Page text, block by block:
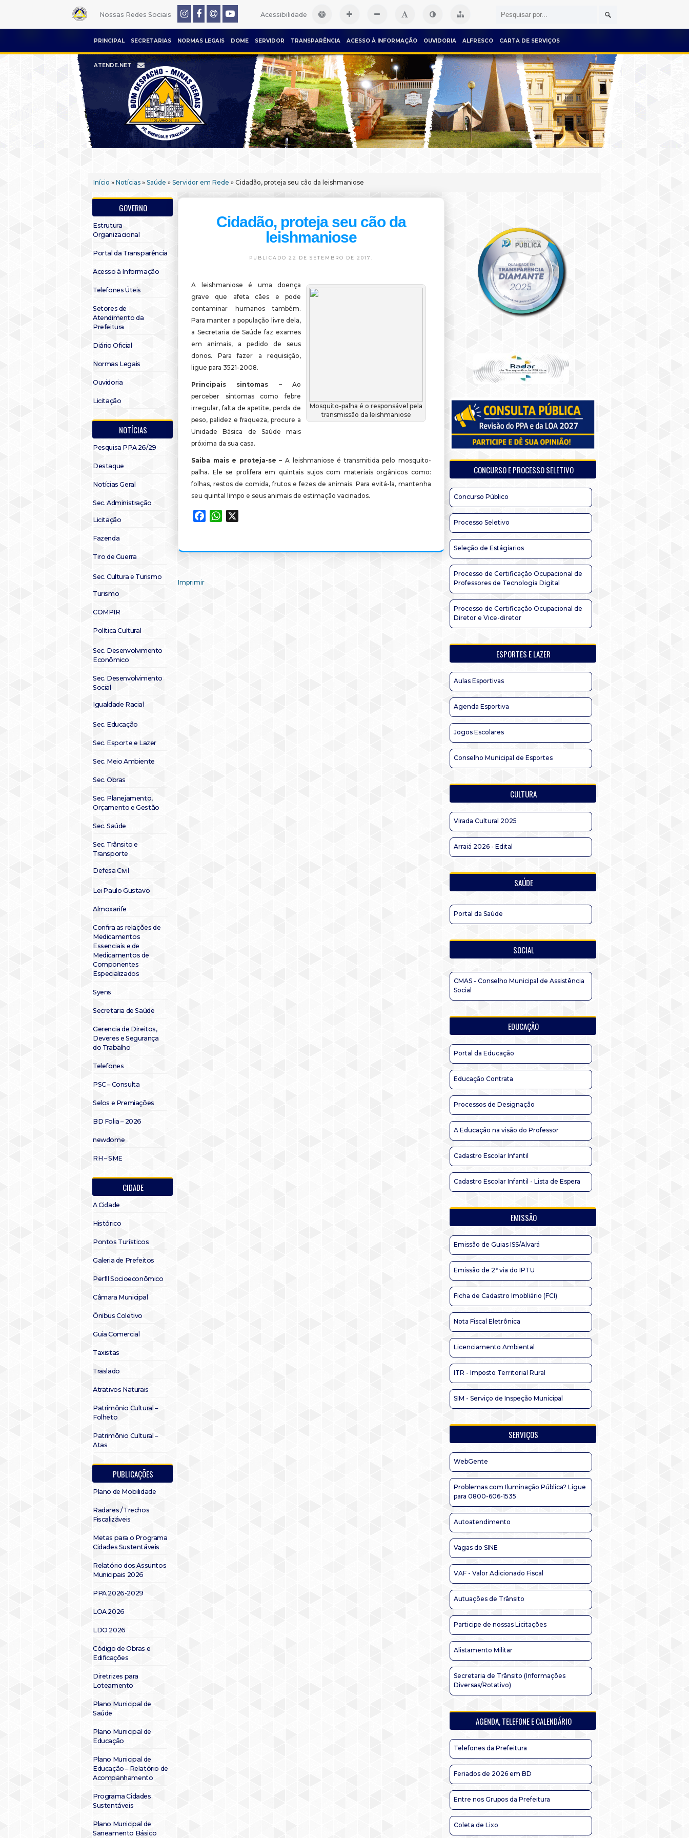
Nossas Redes Sociais Acessibilidade
PRINCIPAL SECRETARIAS NORMAS LEGAIS DOME SERVIDOR TRANSPARÊNCIA ACESSO À INFORMAÇÃO OUVIDORIA ALFRESCO CARTA DE SERVIÇOS
ATENDE.NET
Início » Notícias » Saúde » Servidor em Rede » Cidadão, proteja seu cão da leishmaniose
GOVERNO
Estrutura
Organizacional
Portal da Transparência
Acesso à Informação
Telefones Úteis
Setores de
Atendimento da
Prefeitura
Diário Oficial
Normas Legais
Ouvidoria
Licitação
NOTÍCIAS
Pesquisa PPA 26/29
Destaque
Notícias Geral
Sec. Administração
Licitação
Fazenda
Tiro de Guerra
Sec. Cultura e Turismo
Turismo
COMPIR
Política Cultural
Sec. Desenvolvimento
Econômico
Sec. Desenvolvimento
Social
Igualdade Racial
Sec. Educação
Sec. Esporte e Lazer
Sec. Meio Ambiente
Sec. Obras
Sec. Planejamento,
Orçamento e Gestão
Sec. Saúde
Sec. Trânsito e
Transporte
Defesa Civil
Lei Paulo Gustavo
Almoxarife
Confira as relações de
Medicamentos
Essenciais e de
Medicamentos de
Componentes
Especializados
Syens
Secretaria de Saúde
Gerencia de Direitos,
Deveres e Segurança
do Trabalho
Telefones
PSC – Consulta
Selos e Premiações
BD Folia – 2026
newdome
RH – SME
CIDADE
A Cidade
Histórico
Pontos Turísticos
Galeria de Prefeitos
Perfil Socioeconômico
Câmara Municipal
Ônibus Coletivo
Guia Comercial
Taxistas
Traslado
Atrativos Naturais
Patrimônio Cultural –
Folheto
Patrimônio Cultural –
Atas
PUBLICAÇÕES
Plano de Mobilidade
Radares / Trechos
Fiscalizáveis
Metas para o Programa
Cidades Sustentáveis
Relatório dos Assuntos
Municipais 2026
PPA 2026-2029
LOA 2026
LDO 2026
Código de Obras e
Edificações
Diretrizes para
Loteamento
Plano Municipal de
Saúde
Plano Municipal de
Educação
Plano Municipal de
Educação – Relatório de
Acompanhamento
Programa Cidades
Sustentáveis
Plano Municipal de
Saneamento Básico
Cidadão, proteja seu cão da
leishmaniose
PUBLICADO 22 DE SETEMBRO DE 2017.
Mosquito-palha é o responsável pela
transmissão da leishmaniose
A leishmaniose é uma doença
grave que afeta cães e pode
contaminar humanos também.
Para manter a população livre dela,
a Secretaria de Saúde faz exames
em animais, a pedido de seus
donos. Para fazer a requisição,
ligue para 3521-2008.
Principais sintomas –Ao
perceber sintomas como febre
irregular, falta de apetite, perda de
peso, palidez e fraqueza, procure a
Unidade Básica de Saúde mais
próxima da sua casa.
Saiba mais e proteja-se – A leishmaniose é transmitida pelo mosquito-
palha. Ele se prolifera em quintais sujos com materiais orgânicos como:
folhas, restos de comida, frutos e fezes de animais. Para evitá-la, mantenha
seu quintal limpo e seus animais de estimação vacinados.
FacebookWhatsApp
Imprimir
CONCURSO E PROCESSO SELETIVO
Concurso Público
Processo Seletivo
Seleção de Estágiarios
Processo de Certificação Ocupacional de
Professores de Tecnologia Digital
Processo de Certificação Ocupacional de
Diretor e Vice-diretor
ESPORTES E LAZER
Aulas Esportivas
Agenda Esportiva
Jogos Escolares
Conselho Municipal de Esportes
CULTURA
Virada Cultural 2025
Arraiá 2026 - Edital
SAÚDE
Portal da Saúde
SOCIAL
CMAS - Conselho Municipal de Assistência
Social
EDUCAÇÃO
Portal da Educação
Educação Contrata
Processos de Designação
A Educação na visão do Professor
Cadastro Escolar Infantil
Cadastro Escolar Infantil - Lista de Espera
EMISSÃO
Emissão de Guias ISS/Alvará
Emissão de 2ª via do IPTU
Ficha de Cadastro Imobliário (FCI)
Nota Fiscal Eletrônica
Licenciamento Ambiental
ITR - Imposto Territorial Rural
SIM - Serviço de Inspeção Municipal
SERVIÇOS
WebGente
Problemas com Iluminação Pública? Ligue
para 0800-606-1535
Autoatendimento
Vagas do SINE
VAF - Valor Adicionado Fiscal
Autuações de Trânsito
Participe de nossas Licitações
Alistamento Militar
Secretaria de Trânsito (Informações
Diversas/Rotativo)
AGENDA, TELEFONE E CALENDÁRIO
Telefones da Prefeitura
Feriados de 2026 em BD
Entre nos Grupos da Prefeitura
Coleta de Lixo